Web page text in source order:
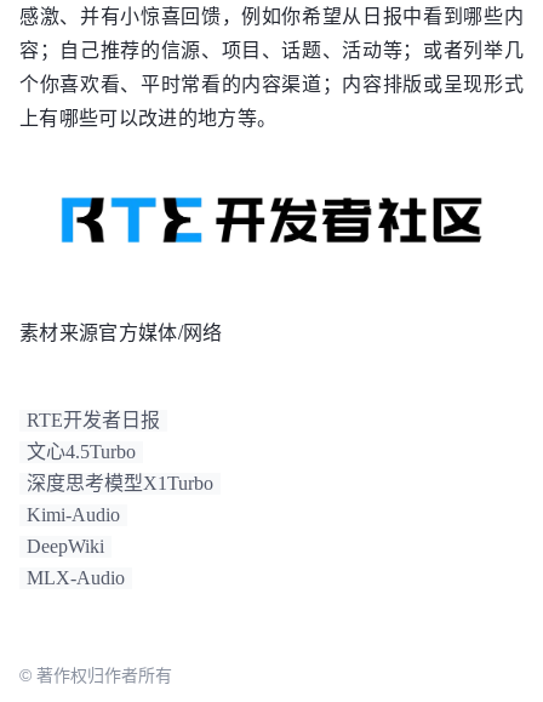
感激、并有小惊喜回馈，例如你希望从日报中看到哪些内
容；自己推荐的信源、项目、话题、活动等；或者列举几
个你喜欢看、平时常看的内容渠道；内容排版或呈现形式
上有哪些可以改进的地方等。
素材来源官方媒体/网络
RTE开发者日报
文心4.5Turbo
深度思考模型X1Turbo
Kimi-Audio
DeepWiki
MLX-Audio
© 著作权归作者所有